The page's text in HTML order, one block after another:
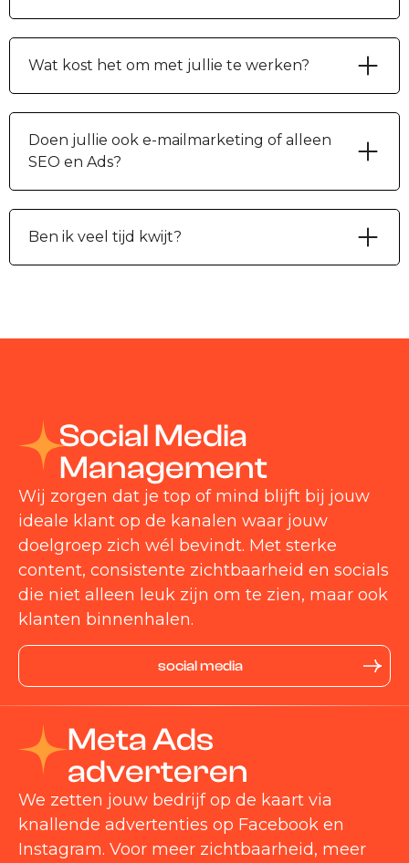
Wat kost het om met jullie te werken?
Doen jullie ook e-mailmarketing of alleen
SEO en Ads?
Ben ik veel tijd kwijt?
Social Media
Management
Wij zorgen dat je top of mind blijft bij jouw
ideale klant op de kanalen waar jouw
doelgroep zich wél bevindt. Met sterke
content, consistente zichtbaarheid en socials
die niet alleen leuk zijn om te zien, maar ook
klanten binnenhalen.
social media
Meta Ads
adverteren
We zetten jouw bedrijf op de kaart via
knallende advertenties op Facebook en
Instagram. Voor meer zichtbaarheid, meer